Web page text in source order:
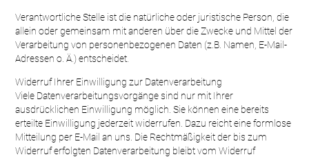
Verantwortliche Stelle ist die natürliche oder juristische Person, die
allein oder gemeinsam mit anderen über die Zwecke und Mittel der
Verarbeitung von personenbezogenen Daten (z.B. Namen, E-Mail-
Adressen o. Ä.) entscheidet.
Widerruf Ihrer Einwilligung zur Datenverarbeitung
Viele Datenverarbeitungsvorgänge sind nur mit Ihrer
ausdrücklichen Einwilligung möglich. Sie können eine bereits
erteilte Einwilligung jederzeit widerrufen. Dazu reicht eine formlose
Mitteilung per E-Mail an uns. Die Rechtmäßigkeit der bis zum
Widerruf erfolgten Datenverarbeitung bleibt vom Widerruf